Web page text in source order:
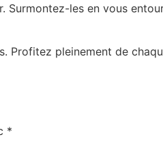
Surmontez-les en vous
Profitez pleinement de
*